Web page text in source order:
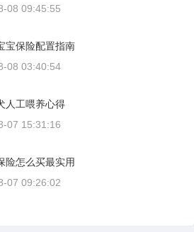
08 09:45:55
宝保险配置指南
08 03:40:54
人工喂养心得
07 15:31:16
险怎么买最实用
07 09:26:02